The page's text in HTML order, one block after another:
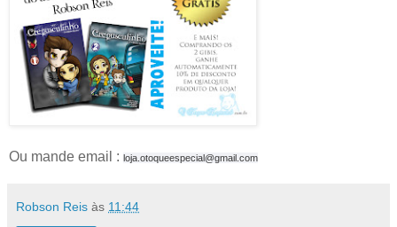
Ou mande email : loja.otoqueespecial@gmail.com
Robson Reis às 11:44